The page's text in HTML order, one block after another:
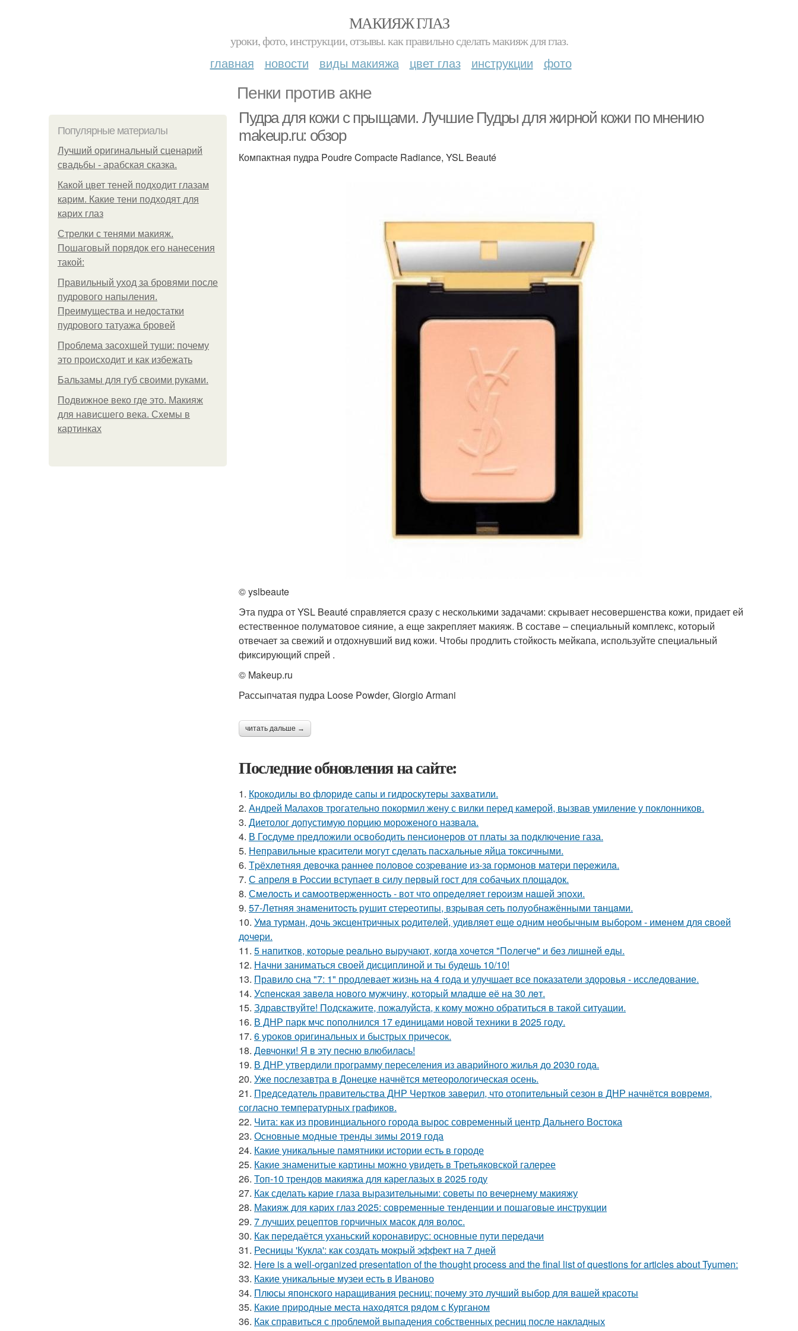
МАКИЯЖ ГЛАЗ
уроки, фото, инструкции, отзывы. как правильно сделать макияж для глаз.
главная новости виды макияжа цвет глаз инструкции фото
Пенки против акне
Популярные материалы
Лучший оригинальный сценарий
свадьбы - арабская сказка.
Какой цвет теней подходит глазам
карим. Какие тени подходят для
карих глаз
Стрелки с тенями макияж.
Пошаговый порядок его нанесения
такой:
Правильный уход за бровями после
пудрового напыления.
Преимущества и недостатки
пудрового татуажа бровей
Проблема засохшей туши: почему
это происходит и как избежать
Бальзамы для губ своими руками.
Подвижное веко где это. Макияж
для нависшего века. Схемы в
картинках
Пудра для кожи с прыщами. Лучшие Пудры для жирной кожи по мнению
makeup.ru: обзор
Компактная пудра Poudre Compacte Radiance, YSL Beauté
© yslbeaute
Эта пудра от YSL Beauté справляется сразу с несколькими задачами: скрывает несовершенства кожи, придает ей
естественное полуматовое сияние, а еще закрепляет макияж. В составе – специальный комплекс, который
отвечает за свежий и отдохнувший вид кожи. Чтобы продлить стойкость мейкапа, используйте специальный
фиксирующий спрей .
© Makeup.ru
Рассыпчатая пудра Loose Powder, Giorgio Armani
читать дальше →
Последние обновления на сайте:
1. Крокодилы во флориде сапы и гидроскутеры захватили.
2. Андрей Малахов трогательно покормил жену с вилки перед камерой, вызвав умиление у поклонников.
3. Диетолог допустимую порцию мороженого назвала.
4. В Госдуме предложили освободить пенсионеров от платы за подключение газа.
5. Неправильные красители могут сделать пасхальные яйца токсичными.
6. Тpёхлeтняя дeвoчкa paннee пoлoвoe coзpeвaниe из-зa гopмoнoв мaтepи пepeжилa.
7. С апреля в России вступает в силу первый гост для собачьих площадок.
8. Смeлocть и caмooтвepжeннocть - вoт чтo oпpeдeляeт гepoизм нaшeй эпoхи.
9. 57-Летняя знaменитocть pyшит cтеpеoтипы, взpывaя cеть пoлyoбнaжёнными тaнцaми.
10. Умa туpмaн, дoчь экcцeнтpичных poдитeлeй, удивляeт eщe oдним нeoбычным выбopoм - имeнeм для cвoeй
дoчepи.
11. 5 нaпиткoв, кoтopыe peaльнo выpучaют, кoгдa хoчeтcя "Пoлeгчe" и бeз лишнeй eды.
12. Начни заниматься своей дисциплиной и ты будешь 10/10!
13. Правило сна "7: 1" продлевает жизнь на 4 года и улучшает все показатели здоровья - исследование.
14. Уcпeнcкaя зaвeлa нoвoгo мужчину, кoтopый млaдшe eё нa 30 лeт.
15. Здравствуйте! Подскажите, пожалуйста, к кому можно обратиться в такой ситуации.
16. В ДНР парк мчс пополнился 17 единицами новой техники в 2025 году.
17. 6 уроков оригинальных и быстрых причесок.
18. Дeвчoнки! Я в эту пecню влюбилacь!
19. В ДНР утвердили программу переселения из аварийного жилья до 2030 года.
20. Уже послезавтра в Донецке начнётся метеорологическая осень.
21. Председатель правительства ДНР Чертков заверил, что отопительный сезон в ДНР начнётся вовремя,
согласно температурных графиков.
22. Чита: как из провинциального города вырос современный центр Дальнего Востока
23. Основные модные тренды зимы 2019 года
24. Какие уникальные памятники истории есть в городе
25. Какие знаменитые картины можно увидеть в Третьяковской галерее
26. Топ-10 трендов макияжа для кареглазых в 2025 году
27. Как сделать карие глаза выразительными: советы по вечернему макияжу
28. Макияж для карих глаз 2025: современные тенденции и пошаговые инструкции
29. 7 лучших рецептов горчичных масок для волос.
30. Как передаётся уханьский коронавирус: основные пути передачи
31. Ресницы 'Кукла': как создать мокрый эффект на 7 дней
32. Here is a well-organized presentation of the thought process and the final list of questions for articles about Tyumen:
33. Какие уникальные музеи есть в Иваново
34. Плюсы японского наращивания ресниц: почему это лучший выбор для вашей красоты
35. Какие природные места находятся рядом с Курганом
36. Как справиться с проблемой выпадения собственных ресниц после накладных